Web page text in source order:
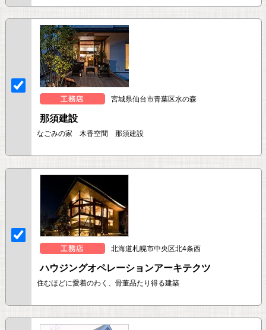
宮城県仙台市青葉区水の森
那須建設
なごみの家 木香空間 那須建設
北海道札幌市中央区北4条西
ハウジングオペレーションアーキテクツ
住むほどに愛着のわく、骨董品たり得る建築